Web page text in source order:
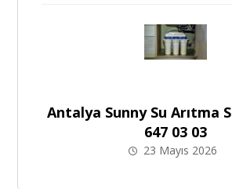
Antalya Sunny Su Arıtma
647 03 03
23 Mayıs 2026